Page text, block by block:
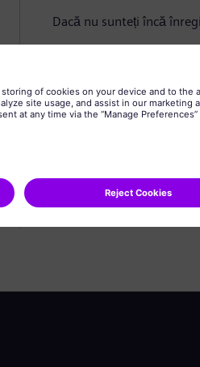
Dacă nu sunteți încă